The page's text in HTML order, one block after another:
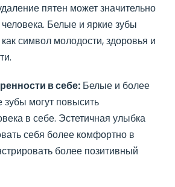
пятен может значительно
Белые и яркие зубы
символ молодости, здоровья и
в себе: Белые и более
зубы могут повысить
в себе. Эстетичная улыбка
себя более комфортно в
более позитивный